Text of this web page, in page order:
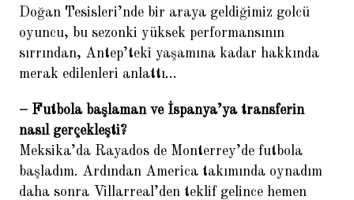
Helder Postiga: Galatasaray
Doğan Tesisleri’nde bir araya geldiğimiz golcü
oyuncu, bu sezonki yüksek performansının
sırrından, Antep’teki yaşamına kadar hakkında
merak edilenleri anlattı…
– Futbola başlaman ve İspanya’ya transferin
nasıl gerçekleşti?
Meksika’da Rayados de Monterrey’de futbola
başladım. Ardından America takımında oynadım
daha sonra Villarreal’den teklif gelince hemen